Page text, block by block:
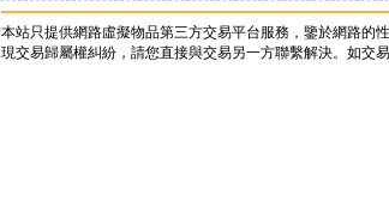
本站只提供網路虛擬物品第三方交易平台服務，鑒於網路的
現交易歸屬權糾紛，請您直接與交易另一方聯繫解決。如交